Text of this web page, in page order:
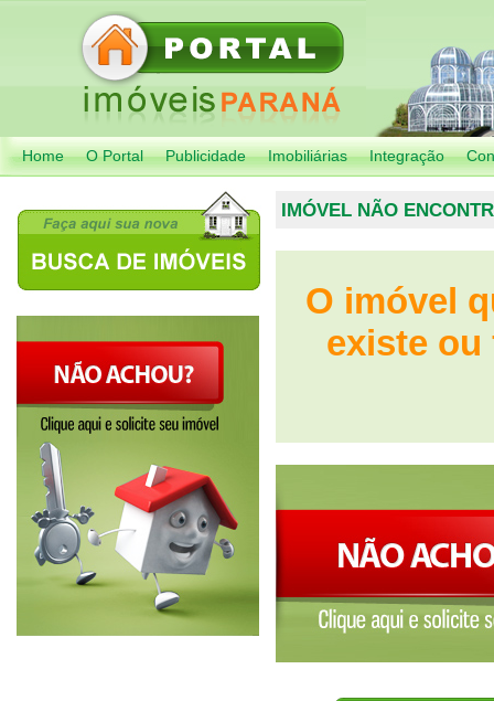
Home O Portal Publicidade Imobiliárias Integração
IMÓVEL NÃO
O imóvel
existe